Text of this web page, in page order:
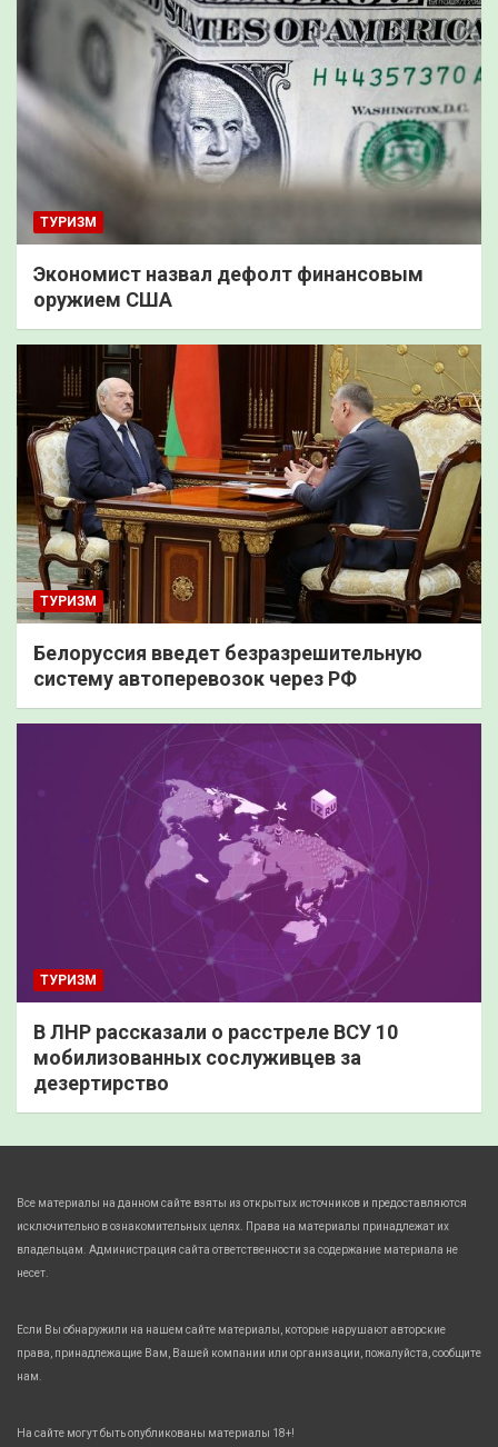
ТУРИЗМ
Экономист назвал дефолт финансовым
оружием США
ТУРИЗМ
Белоруссия введет безразрешительную
систему автоперевозок через РФ
ТУРИЗМ
В ЛНР рассказали о расстреле ВСУ 10
мобилизованных сослуживцев за
дезертирство
Все материалы на данном сайте взяты из открытых источников и предоставляются
исключительно в ознакомительных целях. Права на материалы принадлежат их
владельцам. Администрация сайта ответственности за содержание материала не
несет.
Если Вы обнаружили на нашем сайте материалы, которые нарушают авторские
права, принадлежащие Вам, Вашей компании или организации, пожалуйста, сообщите
нам.
На сайте могут быть опубликованы материалы 18+!